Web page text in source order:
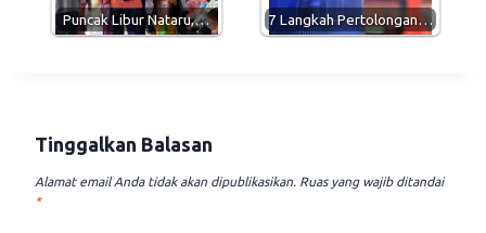
Puncak Libur Nataru,… 7 Langkah Pertolongan…
Tinggalkan Balasan
Alamat email Anda tidak akan dipublikasikan. Ruas yang wajib ditandai
*